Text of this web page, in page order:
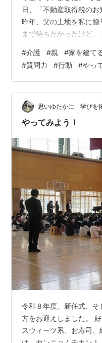
日、「不動産取得税のお
昨年、父の土地を私に
まで待ちたかったけど
しては、 状況を提示し
にした場合、 将来にわ
の違い、 メリットとデ
しかし、話しの中に「
ったのよー😖 資金繰り
り、ではなくて、 …
#介護 #親 #家を建て
#質問力 #行動 #やっ
思いゆたかに 学びを
やってみよう！
令和８年度、新任式、
方をお迎えしました。
スウィーツ系、お寿司